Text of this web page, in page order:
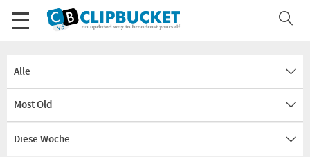
Alle
Most Old
Diese Woche